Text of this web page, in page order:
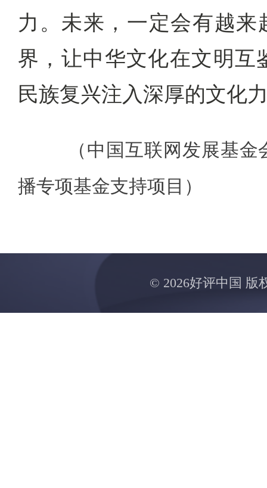
力。未来，一定会有越来
界，让中华文化在文明互
民族复兴注入深厚的文化
（中国互联网发展基
播专项基金支持项目）
© 2026好评中国 版